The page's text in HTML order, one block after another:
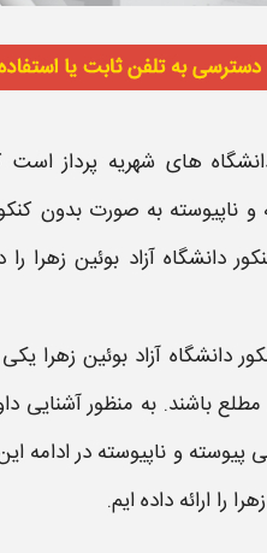
های شهریه پرداز است
و ناپیوسته به صورت بدون
دانشگاه آزاد بوئین زهرا
آزاد بوئین زهرا
باشند. به منظور آشنایی
و ناپیوسته در ادامه
را ارائه داده ایم.